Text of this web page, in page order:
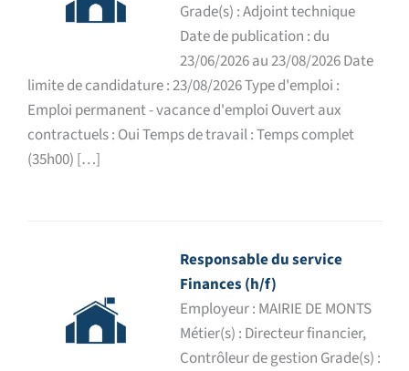
Grade(s) : Adjoint technique
Date de publication : du
23/06/2026 au 23/08/2026 Date
limite de candidature : 23/08/2026 Type d'emploi :
Emploi permanent - vacance d'emploi Ouvert aux
contractuels : Oui Temps de travail : Temps complet
(35h00) […]
Responsable du service
Finances (h/f)
Employeur : MAIRIE DE MONTS
Métier(s) : Directeur financier,
Contrôleur de gestion Grade(s) :